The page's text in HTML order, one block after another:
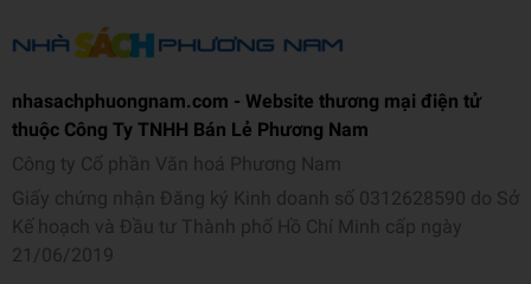
nhasachphuongnam.com - Website thương mại điện tử
thuộc Công Ty TNHH Bán Lẻ Phương Nam
Công ty Cổ phần Văn hoá Phương Nam
Giấy chứng nhận Đăng ký Kinh doanh số 0312628590 do Sở
Kế hoạch và Đầu tư Thành phố Hồ Chí Minh cấp ngày
21/06/2019